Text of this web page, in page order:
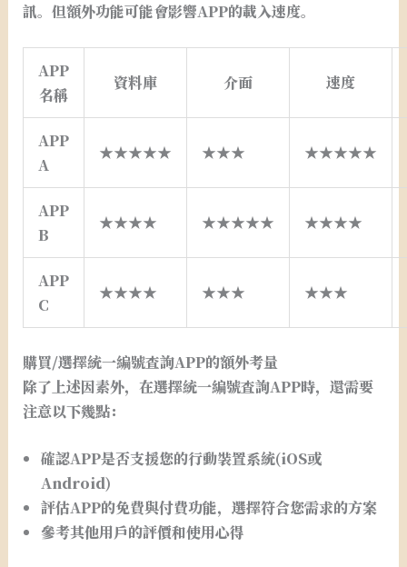
訊。但額外功能可能會影響APP的載入速度。
APP
名稱
資料庫 介面 速度
APP
A
★★★★★ ★★★ ★★★★★
APP
B
★★★★ ★★★★★ ★★★★
APP
C
★★★★ ★★★ ★★★
購買/選擇統一編號查詢APP的額外考量
除了上述因素外，在選擇統一編號查詢APP時，還需要
注意以下幾點：
確認APP是否支援您的行動裝置系統(iOS或
Android)
評估APP的免費與付費功能，選擇符合您需求的方案
參考其他用戶的評價和使用心得